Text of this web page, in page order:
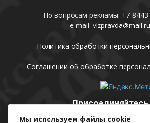
По вопросам рекламы: +7-
e-mail: vlzpravda@mail.ru
Политика обработки
Соглашении об обработке
Присоединяйтесь
Мы используем файлы cookie